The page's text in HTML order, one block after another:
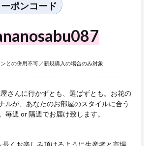
ポンコード
との併用不可／新規購入の場合のみ対象
屋さんに行かずとも、選ばずとも。お花の
ルが、あなたのお部屋のスタイルに合う
毎週 or 隔週でお届け致します。